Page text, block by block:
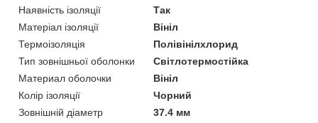
Наявність ізоляції
Так
Матеріал ізоляції
Вініл
Термоізоляція
Полівінілхлорид
Тип зовнішньої оболонки
Світлотермостійка
Материал оболочки
Вініл
Колір ізоляції
Чорний
Зовнішній діаметр
37.4 мм